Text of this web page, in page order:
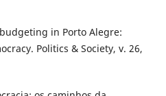
in Porto Alegre:
Politics & Society, v. 26,